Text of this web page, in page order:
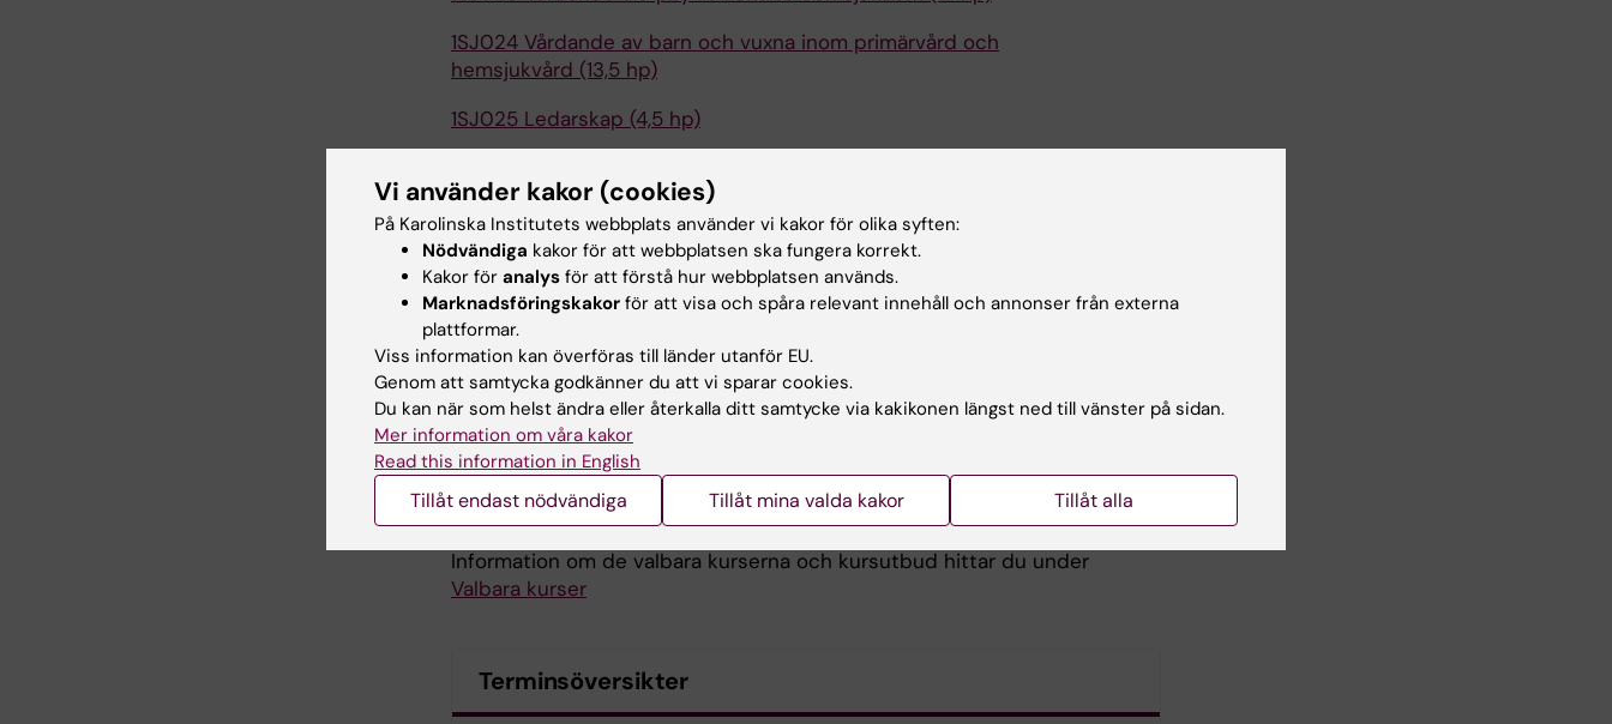
1SJ024 Vårdande av barn och vuxna inom primärvård och
hemsjukvård (13,5 hp)
1SJ025 Ledarskap (4,5 hp)
1SJ026 Vårdande vid akut ohälsa (16,5 hp)
1SJ027 Forskningsmetodik och omvårdnadsforskning (6 hp)
Termin 6
1SJ028 Vårdande av äldre i en föränderlig livssituation (12 hp)
1SJ029 Interprofessionell och professionell kompetens (3 hp)
1SJ030 Examensarbete i omvårdnad (15 hp)
Valbar kurs (7,5 hp) T5
Information om de valbara kurserna och kursutbud hittar du under
Valbara kurser
Terminsöversikter
Vi använder kakor (cookies)
På Karolinska Institutets webbplats använder vi kakor för olika syften:
Nödvändiga kakor för att webbplatsen ska fungera korrekt.
Kakor för analys för att förstå hur webbplatsen används.
Marknadsföringskakor för att visa och spåra relevant innehåll och annonser från externa
plattformar.
Viss information kan överföras till länder utanför EU.
Genom att samtycka godkänner du att vi sparar cookies.
Du kan när som helst ändra eller återkalla ditt samtycke via kakikonen längst ned till vänster på sidan.
Mer information om våra kakor
Read this information in English
Tillåt endast nödvändiga Tillåt mina valda kakor Tillåt alla